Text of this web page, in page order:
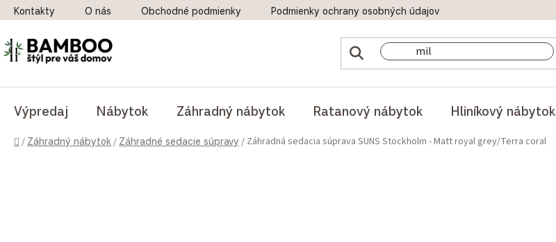
Prejsť na obsah
Kontakty O nás Obchodné podmienky Podmienky ochrany osobných údajov
Výpredaj Nábytok Záhradný nábytok Ratanový nábytok Hliníkový nábytok
Domov
/ Záhradný nábytok / Záhradné sedacie súpravy / Záhradná sedacia súprava SUNS Stockholm - Matt royal grey/Terra coral